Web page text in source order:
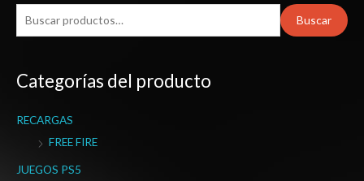
u
c
r
o
Buscar
Categorías del producto
RECARGAS
FREE FIRE
JUEGOS PS5